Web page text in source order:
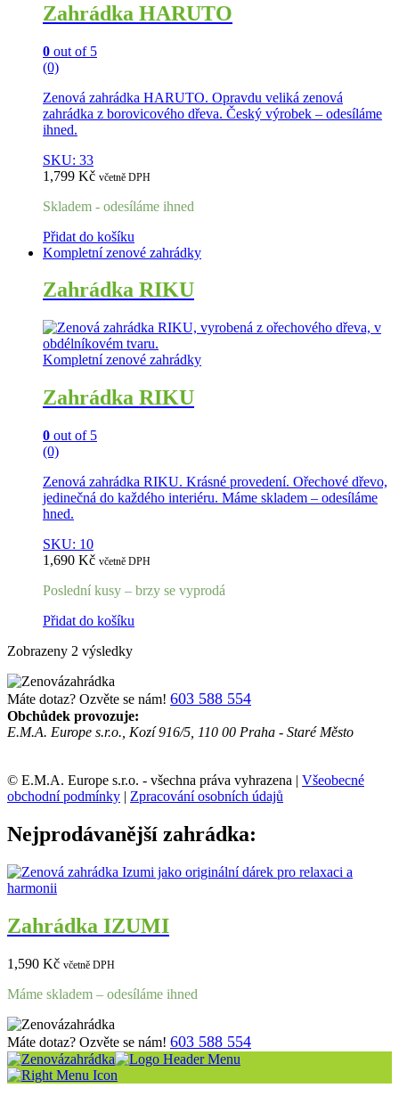
Zahrádka HARUTO
0 out of 5
(0)
Zenová zahrádka HARUTO. Opravdu veliká zenová
zahrádka z borovicového dřeva. Český výrobek – odesíláme
ihned.
SKU: 33
1,799 Kč včetně DPH
Skladem - odesíláme ihned
Přidat do košíku
Kompletní zenové zahrádky
Zahrádka RIKU
Kompletní zenové zahrádky
Zahrádka RIKU
0 out of 5
(0)
Zenová zahrádka RIKU. Krásné provedení. Ořechové dřevo,
jedinečná do každého interiéru. Máme skladem – odesíláme
hned.
SKU: 10
1,690 Kč včetně DPH
Poslední kusy – brzy se vyprodá
Přidat do košíku
Zobrazeny 2 výsledky
Máte dotaz? Ozvěte se nám! 603 588 554
Obchůdek provozuje:
E.M.A. Europe s.r.o., Kozí 916/5, 110 00 Praha - Staré Město
© E.M.A. Europe s.r.o. - všechna práva vyhrazena | Všeobecné
obchodní podmínky | Zpracování osobních údajů
Nejprodávanější zahrádka:
Zahrádka IZUMI
1,590 Kč včetně DPH
Máme skladem – odesíláme ihned
Máte dotaz? Ozvěte se nám! 603 588 554